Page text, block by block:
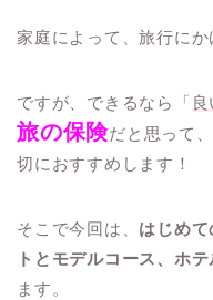
家庭によって、旅行にか
ですが、できるなら「
旅の保険だと思って
切におすすめします！
そこで今回は、 はじめ
トとモデルコース、ホ
ます。